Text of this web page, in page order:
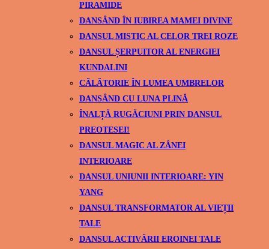
PIRAMIDE
DANSÂND ÎN IUBIREA MAMEI DIVINE
DANSUL MISTIC AL CELOR TREI ROZE
DANSUL ȘERPUITOR AL ENERGIEI
KUNDALINI
CĂLĂTORIE ÎN LUMEA UMBRELOR
DANSÂND CU LUNA PLINĂ
ÎNALȚĂ RUGĂCIUNI PRIN DANSUL
PREOTESEI!
DANSUL MAGIC AL ZÂNEI
INTERIOARE
DANSUL UNIUNII INTERIOARE: YIN
YANG
DANSUL TRANSFORMATOR AL VIEȚII
TALE
DANSUL ACTIVĂRII EROINEI TALE